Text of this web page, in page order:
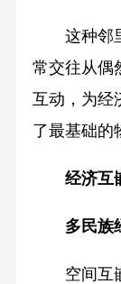
这种邻里
常交往从偶
互动，为经
了最基础的
经济互
多民族经
空间互嵌